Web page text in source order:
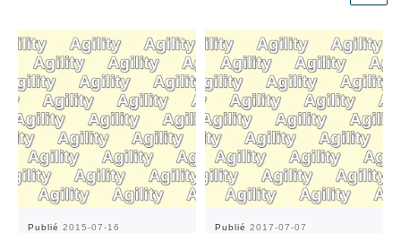
Publié 2015-07-16 Publié 2017-07-07